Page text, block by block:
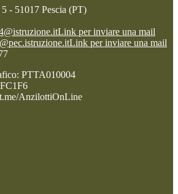
- 51017 Pescia (PT)
Link per inviare una mail
Link per inviare una mail
PTTA010004
AnzilottiOnLine